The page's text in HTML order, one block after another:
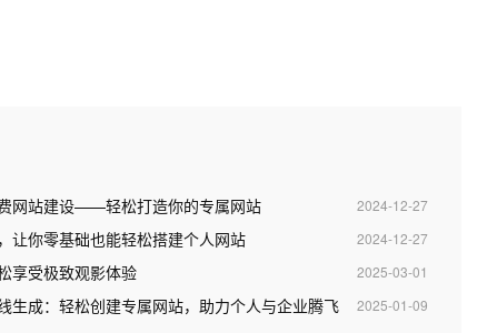
2024-12-27
网站建设——轻松打造你的专属网站
2024-12-27
让你零基础也能轻松搭建个人网站
2025-03-01
享受极致观影体验
2025-01-09
生成：轻松创建专属网站，助力个人与企业腾飞